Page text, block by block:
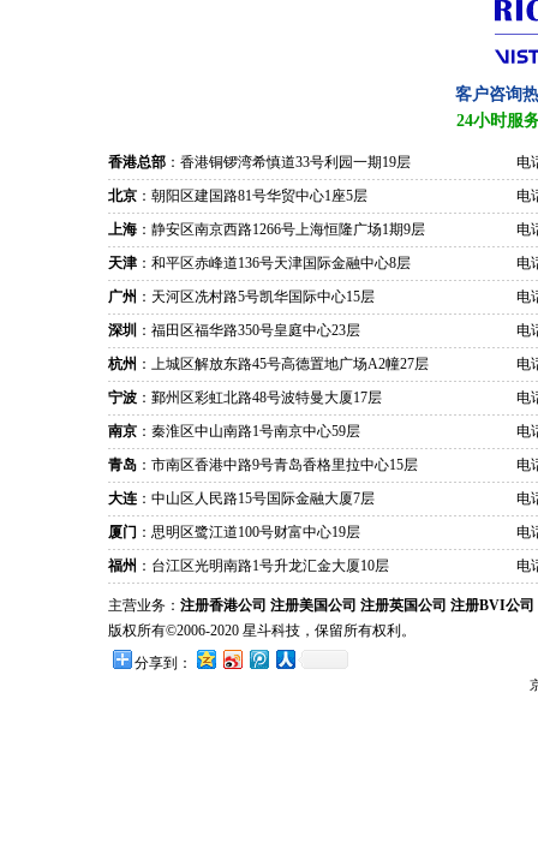
客户咨询
24小时服
香港总部 ：香港铜锣湾希慎道33号利园一期19层
电
北京 ：朝阳区建国路81号华贸中心1座5层
电
上海 ：静安区南京西路1266号上海恒隆广场1期9层
电
天津 ：和平区赤峰道136号天津国际金融中心8层
电
广州 ：天河区冼村路5号凯华国际中心15层
电
深圳 ：福田区福华路350号皇庭中心23层
电
杭州 ：上城区解放东路45号高德置地广场A2幢27层
电
宁波 ：鄞州区彩虹北路48号波特曼大厦17层
电
南京 ：秦淮区中山南路1号南京中心59层
电
青岛 ：市南区香港中路9号青岛香格里拉中心15层
电
大连 ：中山区人民路15号国际金融大厦7层
电
厦门 ：思明区鹭江道100号财富中心19层
电
福州 ：台江区光明南路1号升龙汇金大厦10层 电
主营业务： 注册香港公司 注册美国公司 注册英国公司 注册BVI公司
版权所有©2006-2020 星斗科技，保留所有权利。
分享到：